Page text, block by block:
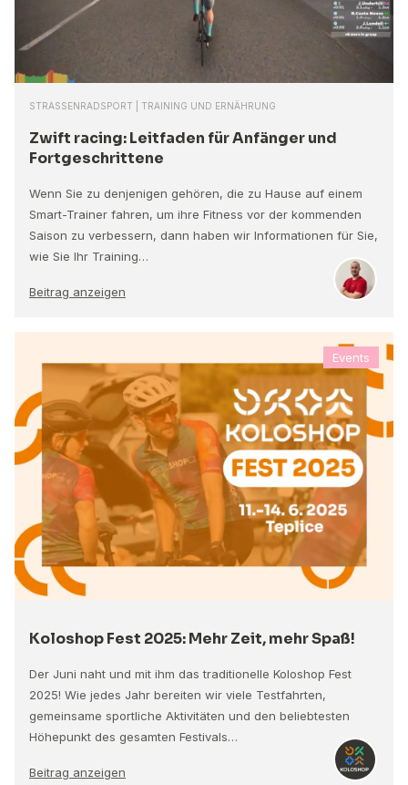
STRASSENRADSPORT | TRAINING UND ERNÄHRUNG
Zwift racing: Leitfaden für Anfänger und
Fortgeschrittene
Wenn Sie zu denjenigen gehören, die zu Hause auf einem
Smart-Trainer fahren, um ihre Fitness vor der kommenden
Saison zu verbessern, dann haben wir Informationen für Sie,
wie Sie Ihr Training…
Beitrag anzeigen
Events
Koloshop Fest 2025: Mehr Zeit, mehr Spaß!
Der Juni naht und mit ihm das traditionelle Koloshop Fest
2025! Wie jedes Jahr bereiten wir viele Testfahrten,
gemeinsame sportliche Aktivitäten und den beliebtesten
Höhepunkt des gesamten Festivals…
Beitrag anzeigen